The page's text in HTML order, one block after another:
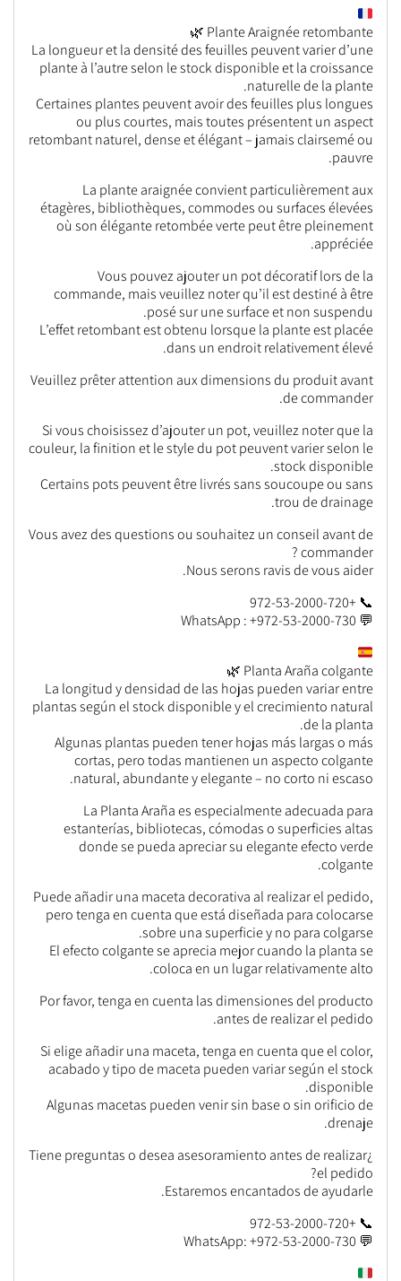
Plante Araignée retombante 🌿
La longueur et la densité des feuilles peuvent varier d’une
plante à l’autre selon le stock disponible et la croissance
naturelle de la plante.
Certaines plantes peuvent avoir des feuilles plus longues
ou plus courtes, mais toutes présentent un aspect
retombant naturel, dense et élégant – jamais clairsemé ou
pauvre.
La plante araignée convient particulièrement aux
étagères, bibliothèques, commodes ou surfaces élevées
où son élégante retombée verte peut être pleinement
appréciée.
Vous pouvez ajouter un pot décoratif lors de la
commande, mais veuillez noter qu’il est destiné à être
posé sur une surface et non suspendu.
L’effet retombant est obtenu lorsque la plante est placée
dans un endroit relativement élevé.
Veuillez prêter attention aux dimensions du produit avant
de commander.
Si vous choisissez d’ajouter un pot, veuillez noter que la
couleur, la finition et le style du pot peuvent varier selon le
stock disponible.
Certains pots peuvent être livrés sans soucoupe ou sans
trou de drainage.
Vous avez des questions ou souhaitez un conseil avant de
commander ?
Nous serons ravis de vous aider.
📞 +972-53-2000-720
💬 WhatsApp : +972-53-2000-730
Planta Araña colgante 🌿
La longitud y densidad de las hojas pueden variar entre
plantas según el stock disponible y el crecimiento natural
de la planta.
Algunas plantas pueden tener hojas más largas o más
cortas, pero todas mantienen un aspecto colgante
natural, abundante y elegante – no corto ni escaso.
La Planta Araña es especialmente adecuada para
estanterías, bibliotecas, cómodas o superficies altas
donde se pueda apreciar su elegante efecto verde
colgante.
Puede añadir una maceta decorativa al realizar el pedido,
pero tenga en cuenta que está diseñada para colocarse
sobre una superficie y no para colgarse.
El efecto colgante se aprecia mejor cuando la planta se
coloca en un lugar relativamente alto.
Por favor, tenga en cuenta las dimensiones del producto
antes de realizar el pedido.
Si elige añadir una maceta, tenga en cuenta que el color,
acabado y tipo de maceta pueden variar según el stock
disponible.
Algunas macetas pueden venir sin base o sin orificio de
drenaje.
¿Tiene preguntas o desea asesoramiento antes de realizar
el pedido?
Estaremos encantados de ayudarle.
📞 +972-53-2000-720
💬 WhatsApp: +972-53-2000-730